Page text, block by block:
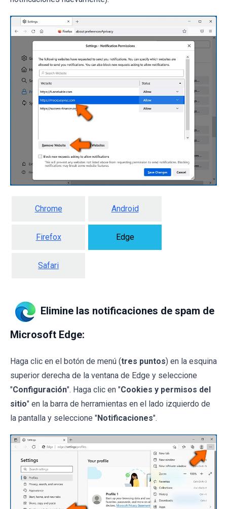
Chrome Android
Firefox Edge
Safari
Elimine las notificaciones de spam de
Microsoft Edge:
Haga clic en el botón de menú (tres puntos) en la esquina
superior derecha de la ventana de Edge y seleccione
"Configuración". Haga clic en "Cookies y permisos del
sitio" en la barra de herramientas en el lado izquierdo de
la pantalla y seleccione "Notificaciones".